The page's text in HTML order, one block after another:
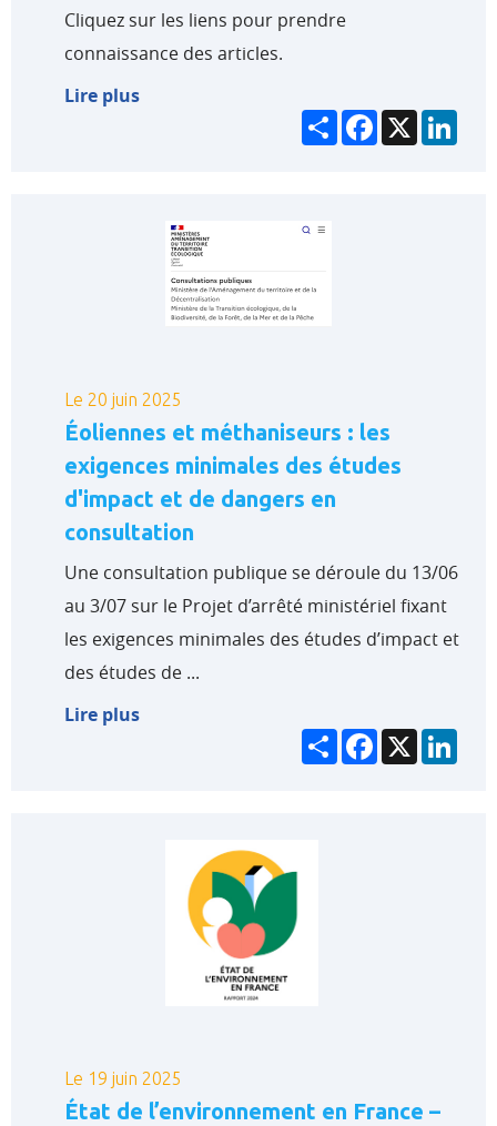
Cliquez sur les liens pour prendre
connaissance des articles.
Lire plus
PartagerFacebook
X
Le 20 juin 2025
Éoliennes et méthaniseurs : les
exigences minimales des études
d'impact et de dangers en
consultation
Une consultation publique se déroule du 13/06
au 3/07 sur le Projet d’arrêté ministériel fixant
les exigences minimales des études d’impact et
des études de ...
Lire plus
PartagerFacebook
X
Le 19 juin 2025
État de l’environnement en France –